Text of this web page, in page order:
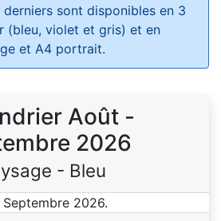
derniers sont disponibles en 3
(bleu, violet et gris) et en
et A4 portrait.
Août -
2026
- Bleu